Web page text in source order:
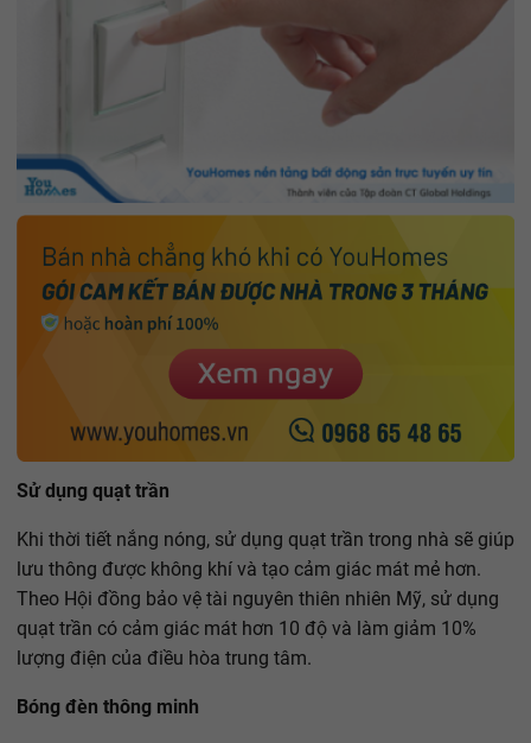
Sử dụng quạt trần
Khi thời tiết nắng nóng, sử dụng quạt trần trong nhà sẽ giúp
lưu thông được không khí và tạo cảm giác mát mẻ hơn.
Theo Hội đồng bảo vệ tài nguyên thiên nhiên Mỹ, sử dụng
quạt trần có cảm giác mát hơn 10 độ và làm giảm 10%
lượng điện của điều hòa trung tâm.
Bóng đèn thông minh